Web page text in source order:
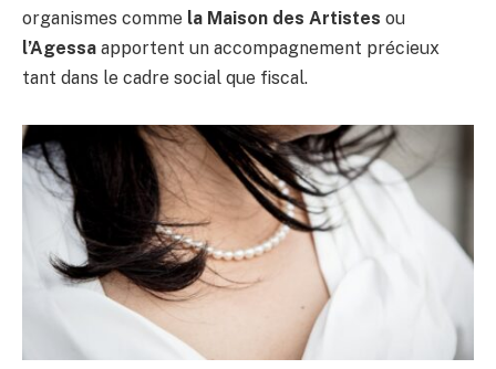
organismes comme la Maison des Artistes ou
l’Agessa apportent un accompagnement précieux
tant dans le cadre social que fiscal.